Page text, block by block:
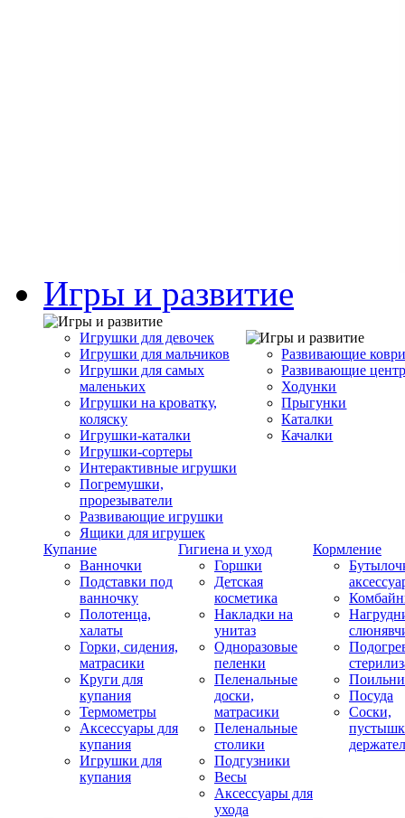
Игры и развитие
Игрушки для девочек
Игрушки для мальчиков
Игрушки для самых
маленьких
Игрушки на кроватку,
коляску
Игрушки-каталки
Игрушки-сортеры
Интерактивные игрушки
Погремушки,
прорезыватели
Развивающие игрушки
Ящики для игрушек
Развивающие
Развивающие
Ходунки
Прыгунки
Каталки
Качалки
Купание
Ванночки
Подставки под
ванночку
Полотенца,
халаты
Горки, сидения,
матрасики
Круги для
купания
Термометры
Аксессуары для
купания
Игрушки для
купания
Гигиена и уход
Горшки
Детская
косметика
Накладки на
унитаз
Одноразовые
пеленки
Пеленальные
доски,
матрасики
Пеленальные
столики
Подгузники
Весы
Аксессуары для
ухода
Кормление
Посуда
Соски,